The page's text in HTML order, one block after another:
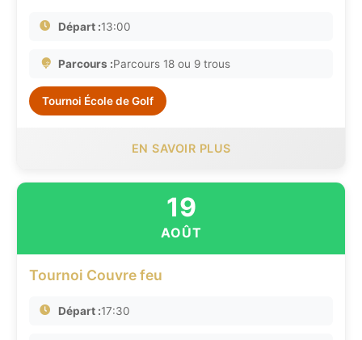
Départ :13:00
Parcours :Parcours 18 ou 9 trous
Tournoi École de Golf
EN SAVOIR PLUS
19
AOÛT
Tournoi Couvre feu
Départ :17:30